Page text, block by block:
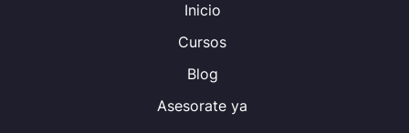
Inicio
Cursos
Blog
Asesorate ya